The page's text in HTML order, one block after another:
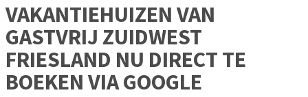
VAKANTIEHUIZEN VAN
GASTVRIJ ZUIDWEST
FRIESLAND NU DIRECT TE
BOEKEN VIA GOOGLE